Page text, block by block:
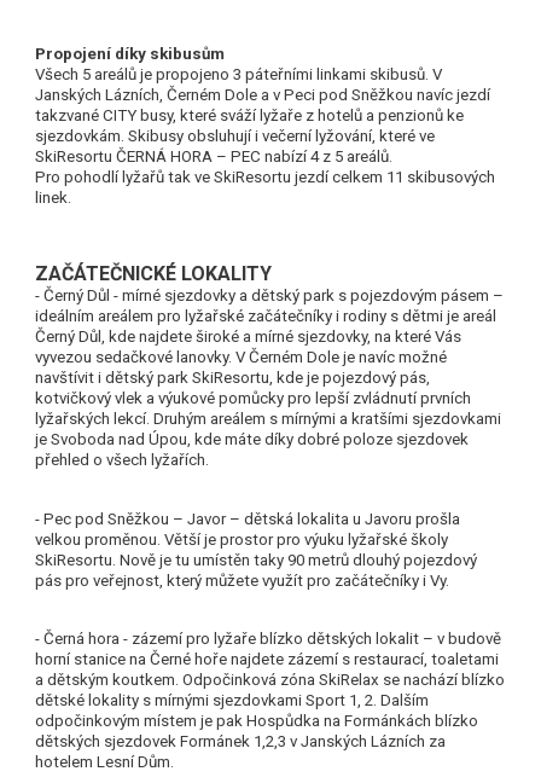
Propojení díky skibusům
Všech 5 areálů je propojeno 3 páteřními linkami skibusů. V
Janských Lázních, Černém Dole a v Peci pod Sněžkou navíc jezdí
takzvané CITY busy, které sváží lyžaře z hotelů a penzionů ke
sjezdovkám. Skibusy obsluhují i večerní lyžování, které ve
SkiResortu ČERNÁ HORA – PEC nabízí 4 z 5 areálů.
Pro pohodlí lyžařů tak ve SkiResortu jezdí celkem 11 skibusových
linek.
ZAČÁTEČNICKÉ LOKALITY
- Černý Důl - mírné sjezdovky a dětský park s pojezdovým pásem –
ideálním areálem pro lyžařské začátečníky i rodiny s dětmi je areál
Černý Důl, kde najdete široké a mírné sjezdovky, na které Vás
vyvezou sedačkové lanovky. V Černém Dole je navíc možné
navštívit i dětský park SkiResortu, kde je pojezdový pás,
kotvičkový vlek a výukové pomůcky pro lepší zvládnutí prvních
lyžařských lekcí. Druhým areálem s mírnými a kratšími sjezdovkami
je Svoboda nad Úpou, kde máte díky dobré poloze sjezdovek
přehled o všech lyžařích.
- Pec pod Sněžkou – Javor – dětská lokalita u Javoru prošla
velkou proměnou. Větší je prostor pro výuku lyžařské školy
SkiResortu. Nově je tu umístěn taky 90 metrů dlouhý pojezdový
pás pro veřejnost, který můžete využít pro začátečníky i Vy.
- Černá hora - zázemí pro lyžaře blízko dětských lokalit – v budově
horní stanice na Černé hoře najdete zázemí s restaurací, toaletami
a dětským koutkem. Odpočinková zóna SkiRelax se nachází blízko
dětské lokality s mírnými sjezdovkami Sport 1, 2. Dalším
odpočinkovým místem je pak Hospůdka na Formánkách blízko
dětských sjezdovek Formánek 1,2,3 v Janských Lázních za
hotelem Lesní Dům.